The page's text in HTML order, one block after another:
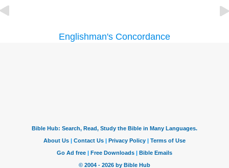
Englishman's Concordance